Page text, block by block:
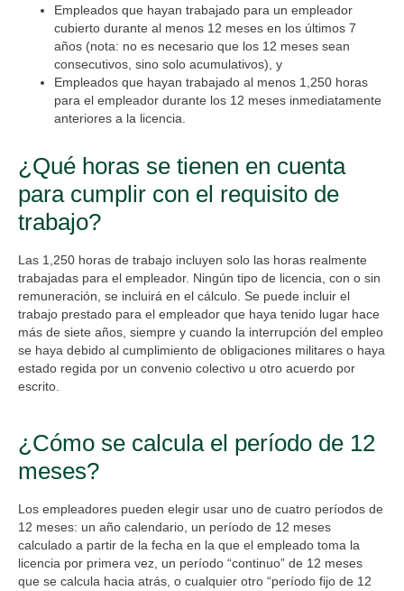
Empleados que hayan trabajado para un empleador
cubierto durante al menos 12 meses en los últimos 7
años (nota: no es necesario que los 12 meses sean
consecutivos, sino solo acumulativos), y
Empleados que hayan trabajado al menos 1,250 horas
para el empleador durante los 12 meses inmediatamente
anteriores a la licencia.
¿Qué horas se tienen en cuenta
para cumplir con el requisito de
trabajo?
Las 1,250 horas de trabajo incluyen solo las horas realmente
trabajadas para el empleador. Ningún tipo de licencia, con o sin
remuneración, se incluirá en el cálculo. Se puede incluir el
trabajo prestado para el empleador que haya tenido lugar hace
más de siete años, siempre y cuando la interrupción del empleo
se haya debido al cumplimiento de obligaciones militares o haya
estado regida por un convenio colectivo u otro acuerdo por
escrito.
¿Cómo se calcula el período de 12
meses?
Los empleadores pueden elegir usar uno de cuatro períodos de
12 meses: un año calendario, un período de 12 meses
calculado a partir de la fecha en la que el empleado toma la
licencia por primera vez, un período “continuo” de 12 meses
que se calcula hacia atrás, o cualquier otro “período fijo de 12